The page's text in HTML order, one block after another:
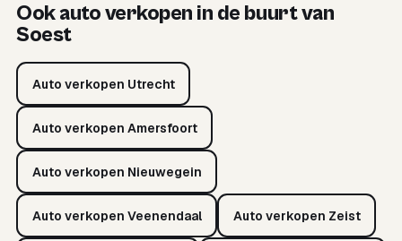
Ook auto verkopen in de buurt van
Soest
Auto verkopen Utrecht
Auto verkopen Amersfoort
Auto verkopen Nieuwegein
Auto verkopen Veenendaal Auto verkopen Zeist